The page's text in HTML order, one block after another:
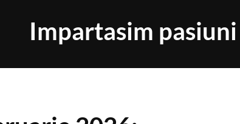
Impartasim pasiuni